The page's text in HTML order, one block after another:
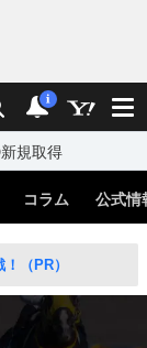
検索 通知
i
規取得
コラム 公式情
（PR）